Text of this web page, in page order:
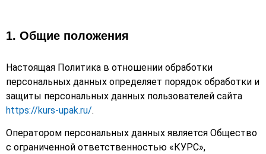
1. Общие положения
Настоящая Политика в отношении обработки
персональных данных определяет порядок обработки и
защиты персональных данных пользователей сайта
https://kurs-upak.ru/.
Оператором персональных данных является Общество
с ограниченной ответственностью «КУРС»,